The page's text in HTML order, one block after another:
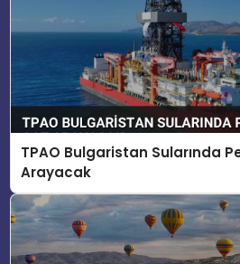
TPAO Bulgaristan Sularında
Arayacak